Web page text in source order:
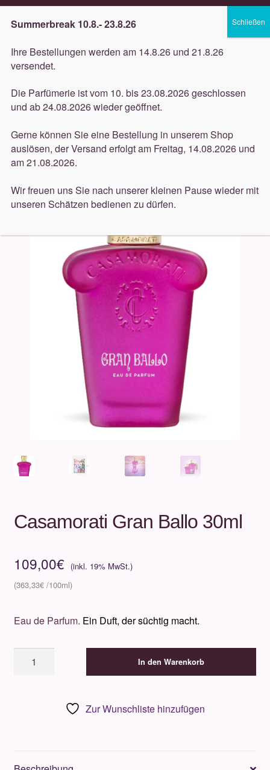
Lieferung innerhalb 3 Werktagen
Navigation
springen
Inhalt
springen
Düfte
öffnen
öffnen
Dekorative
Accessoires
öffnen
Start Düfte Casamorati Casamorati Gran Ballo 30ml
Casamorati Gran Ballo 30ml
109,00€
363,33€
Eau de Parfum. Ein Duft, der süchtig macht.
Gran
In den Warenkorb
Zur Wunschliste hinzufügen
Summerbreak 10.8.- 23.8.26
Ihre Bestellungen werden am 14.8.26 und 21.8.26
versendet.
Die Parfümerie ist vom 10. bis 23.08.2026 geschlossen
und ab 24.08.2026 wieder geöffnet.
Gerne können Sie eine Bestellung in unserem Shop
auslösen, der Versand erfolgt am Freitag, 14.08.2026 und
am 21.08.2026.
Wir freuen uns Sie nach unserer kleinen Pause wieder mit
unseren Schätzen bedienen zu dürfen.